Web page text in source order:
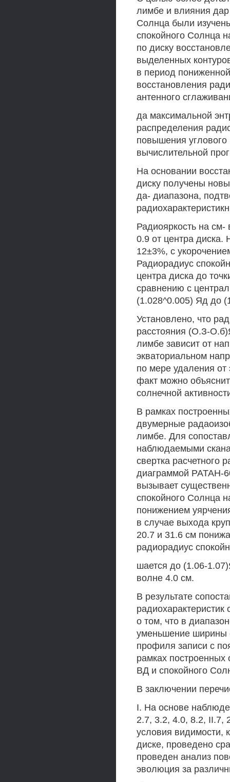
лимбе и влияния дар
Солнца были
спокойного Солнца
по диску
выделенных
в период
восстановления
антенного
да максимальной
распределения
повышения
вычислительной
На основании
диску получены
да- диапазона,
Радиояркость на
0.9 от центра диска.
12±3%, с
Радиорадиус
центра диска до
сравнению с
(1.028^0.005) Яд до
Установлено, что
расстояния (О.З-
лимбе зависит от
экваториальном
по мере удаления от
факт можно
солнечной
В рамках
двумерные
лимбе. Для
наблюдаемыми
свертка
диаграммой РАТАН-
вызывает
спокойного Солнца
понижением
в случае выхода
20.7 и 31.6 см
радиорадиус
шается до (1.06-
волне 4.0 см.
В результате
о том, что в
уменьшение ширины
профиля записи с
рамках
ВД и спокойного
В заключении
I. На основе
2.7, 3.2, 4.0, 8.2, II.7,
условия видимости,
диске, проведено
проведен анализ
эволюция за